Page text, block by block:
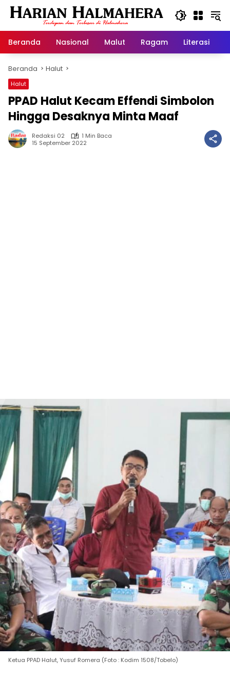
Langsung
Beranda
Nasional Malut Ragam Literasi
Beranda Halut
Halut
PPAD Halut Kecam Effendi Simbolon
Hingga Desaknya Minta Maaf
Redaksi 02
1 Min Baca
15 September 2022
Ketua PPAD Halut, Yusuf Romera (Foto : Kodim 1508/Tobelo)